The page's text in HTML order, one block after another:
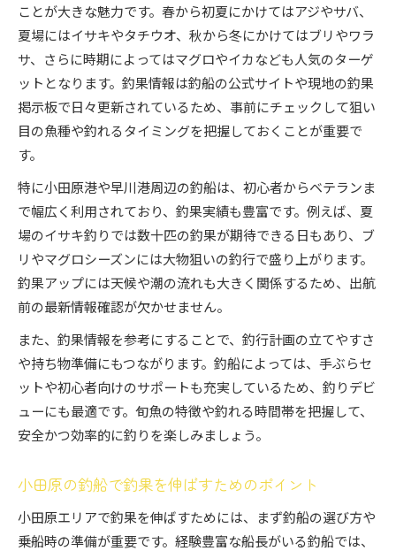
ことが大きな魅力です。春から初夏にかけてはアジやサバ、
夏場にはイサキやタチウオ、秋から冬にかけてはブリやワラ
サ、さらに時期によってはマグロやイカなども人気のターゲ
ットとなります。釣果情報は釣船の公式サイトや現地の釣果
掲示板で日々更新されているため、事前にチェックして狙い
目の魚種や釣れるタイミングを把握しておくことが重要で
す。
特に小田原港や早川港周辺の釣船は、初心者からベテランま
で幅広く利用されており、釣果実績も豊富です。例えば、夏
場のイサキ釣りでは数十匹の釣果が期待できる日もあり、ブ
リやマグロシーズンには大物狙いの釣行で盛り上がります。
釣果アップには天候や潮の流れも大きく関係するため、出航
前の最新情報確認が欠かせません。
また、釣果情報を参考にすることで、釣行計画の立てやすさ
や持ち物準備にもつながります。釣船によっては、手ぶらセ
ットや初心者向けのサポートも充実しているため、釣りデビ
ューにも最適です。旬魚の特徴や釣れる時間帯を把握して、
安全かつ効率的に釣りを楽しみましょう。
小田原の釣船で釣果を伸ばすためのポイント
小田原エリアで釣果を伸ばすためには、まず釣船の選び方や
乗船時の準備が重要です。経験豊富な船長がいる釣船では、